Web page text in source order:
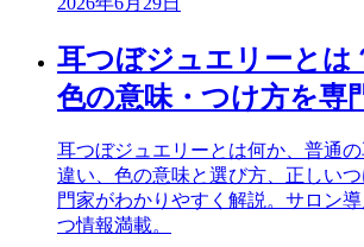
耳つぼジュエリーとは
色の意味・つけ方を専
耳つぼジュエリーとは何か、普通
違い、色の意味と選び方、正しい
門家がわかりやすく解説。サロン
つ情報満載。